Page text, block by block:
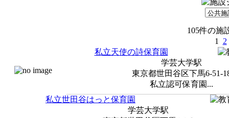
105件の施
1
2
私立天使の詩保育園
学芸大学駅
東京都世田谷区下馬6-51-
私立認可保育園...
私立世田谷はっと保育園
学芸大学駅